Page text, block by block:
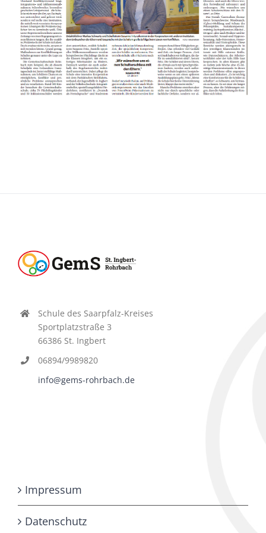
Eltern
Schulstore
Gemsi BLOG
Schule des Saarpfalz-Kreises
Sportplatzstraße 3
66386 St. Ingbert
06894/9989820
info@gems-rohrbach.de
Impressum
Datenschutz